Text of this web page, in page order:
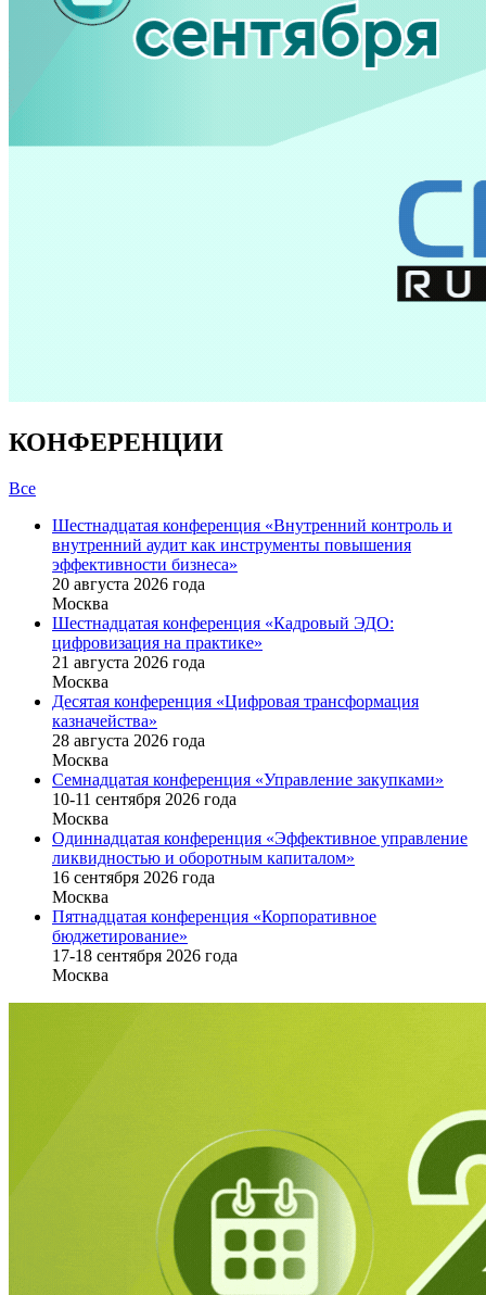
КОНФЕРЕНЦИИ
Все
Шестнадцатая конференция «Внутренний контроль и
внутренний аудит как инструменты повышения
эффективности бизнеса»
20 августа 2026 года
Москва
Шестнадцатая конференция «Кадровый ЭДО:
цифровизация на практике»
21 августа 2026 года
Москва
Десятая конференция «Цифровая трансформация
казначейства»
28 августа 2026 года
Москва
Семнадцатая конференция «Управление закупками»
10-11 сентября 2026 года
Москва
Одиннадцатая конференция «Эффективное управление
ликвидностью и оборотным капиталом»
16 cентября 2026 года
Москва
Пятнадцатая конференция «Корпоративное
бюджетирование»
17-18 сентября 2026 года
Москва